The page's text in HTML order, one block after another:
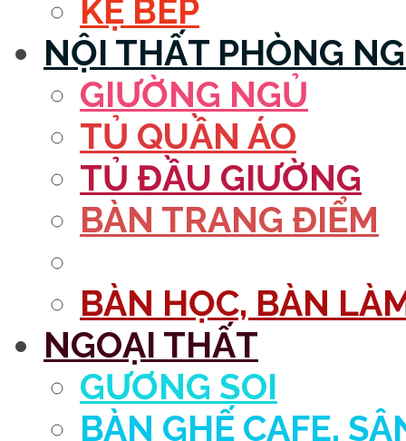
KỆ BẾP
NỘI THẤT PHÒNG
GIƯỜNG NGỦ
TỦ QUẦN ÁO
TỦ ĐẦU GIƯỜNG
BÀN TRANG ĐIỂM
BÀN HỌC, BÀN
NGOẠI THẤT
GƯƠNG SOI
BÀN GHẾ CAFE,